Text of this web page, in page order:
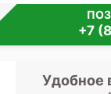
+7
Удобное